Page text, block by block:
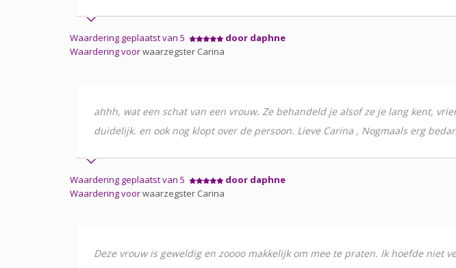
Waardering geplaatst van 5
door daphne
Waardering voorwaarzegster Carina
ahhh, wat een schat van een vrouw. Ze behandeld je alsof ze je lang kent,
duidelijk. en ook nog klopt over de persoon. Lieve Carina , Nogmaals erg
Waardering geplaatst van 5
door daphne
Waardering voorwaarzegster Carina
Deze vrouw is geweldig en zoooo makkelijk om mee te praten. Ik hoefde niet